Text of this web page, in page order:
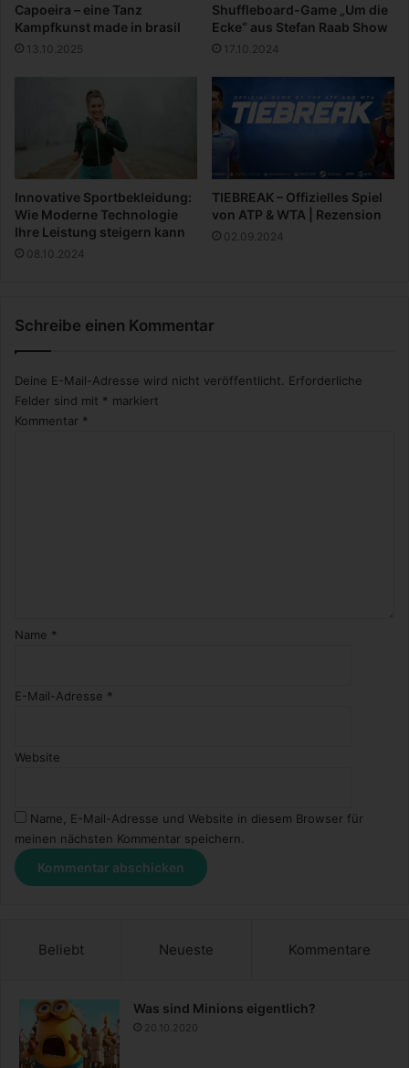
n
d
S
z
i
r
k
Capoeira – eine Tanz
Kampfkunst made in brasil
13.10.2025
Shuffleboard-Game „Um die
Ecke“ aus Stefan Raab Show
17.10.2024
Innovative Sportbekleidung:
Wie Moderne Technologie
Ihre Leistung steigern kann
08.10.2024
TIEBREAK – Offizielles Spiel
von ATP & WTA | Rezension
02.09.2024
Schreibe einen Kommentar
Deine E-Mail-Adresse wird nicht veröffentlicht. Erforderliche
Felder sind mit * markiert
Kommentar *
Name *
E-Mail-Adresse *
Website
Name, E-Mail-Adresse und Website in diesem Browser für
meinen nächsten Kommentar speichern.
Beliebt Neueste Kommentare
Was sind Minions eigentlich?
20.10.2020